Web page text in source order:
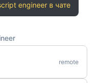
engineer в чате
remote